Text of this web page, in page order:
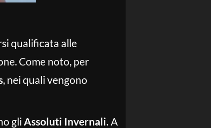
qualificata alle
Come noto, per
, nei quali vengono
gliAssoluti Invernali. A